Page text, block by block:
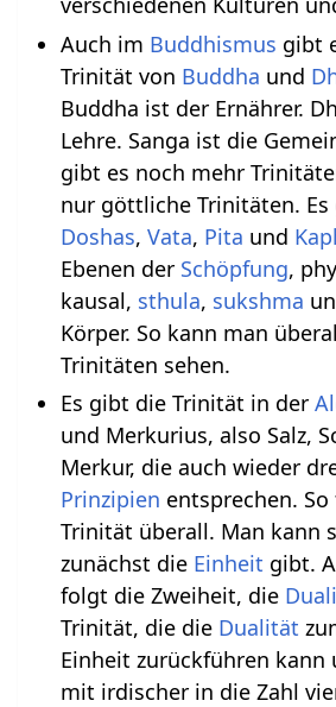
Auch im Buddhismus gibt
Trinität von Buddha und
Buddha ist der Ernährer.
Lehre. Sanga ist die
gibt es noch mehr
nur göttliche Trinitäten.
Doshas, Vata, Pita und
Ebenen der Schöpfung,
kausal, sthula, sukshma
Körper. So kann man
Trinitäten sehen.
Es gibt die Trinität in der
und Merkurius, also Salz,
Merkur, die auch wieder
Prinzipien entsprechen.
Trinität überall. Man kann
zunächst die Einheit gibt.
folgt die Zweiheit, die
Trinität, die die Dualität
Einheit zurückführen kann
mit irdischer in die Zahl